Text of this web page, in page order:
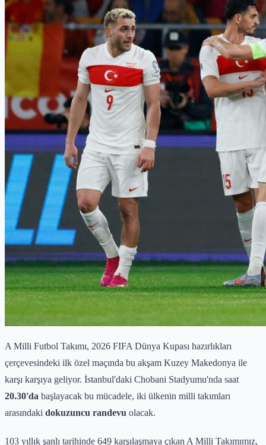
A Milli Futbol Takımı, 2026 FIFA Dünya Kupası hazırlıkları
çerçevesindeki ilk özel maçında bu akşam Kuzey Makedonya ile
karşı karşıya geliyor. İstanbul'daki Chobani Stadyumu'nda saat
20.30'da başlayacak bu mücadele, iki ülkenin milli takımları
arasındaki dokuzuncu randevu olacak.
103 yıllık şanlı tarihinde 649 karşılaşmaya çıkan A Milli Takımımız,